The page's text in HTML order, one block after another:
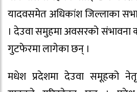
यादवसमेत अधिकांश जिल्लाका
। देउवा समुहमा अवसरको
गुटफेरमा लागेका छन् ।
मधेश प्रदेशमा देउवा समूहको